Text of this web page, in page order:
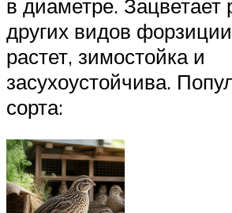
в диаметре. Зацветает
других видов
растет, зимостойка и
засухоустойчива.
сорта: